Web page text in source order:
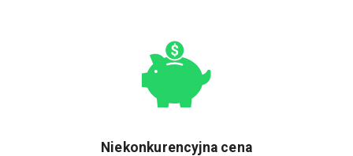
Niekonkurencyjna cena